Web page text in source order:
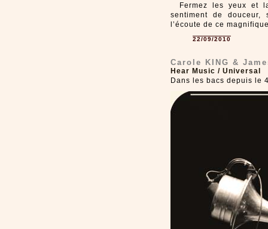
Fermez les yeux et
sentiment de douceur,
l’écoute de ce
22/09/2010
Carole KING &
Hear Music / Universal
Dans les bacs depuis le